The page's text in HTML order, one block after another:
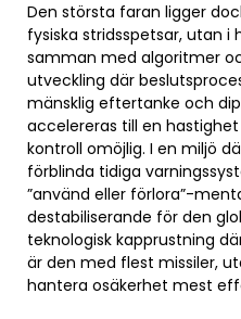
Den största faran ligger
fysiska stridsspetsar, utan i
samman med algoritmer
utveckling där
mänsklig eftertanke och
accelereras till en
kontroll omöjlig. I en miljö
förblinda tidiga
”använd eller förlora”-
destabiliserande för den
teknologisk kapprustning
är den med flest missiler,
hantera osäkerhet mest